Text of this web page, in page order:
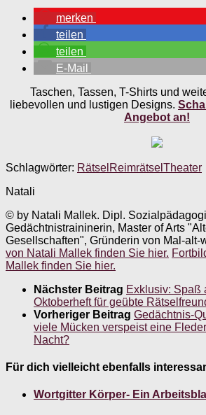
merken
teilen
teilen
E-Mail
Taschen, Tassen, T-Shirts und
liebevollen und lustigen Designs.
Angebot an!
Schlagwörter: Rätsel Reimrätsel Theater
Natali
© by Natali Mallek. Dipl.
Gedächtnistraininerin, Master of Arts
Gesellschaften", Gründerin von Mal-alt-
von Natali Mallek finden Sie hier.
Mallek finden Sie hier.
Nächster Beitrag Exklusiv: Spaß
Oktoberheft für geübte
Vorheriger Beitrag Gedächtnis-
viele Mücken verspeist eine
Nacht?
Für dich vielleicht ebenfalls
Wortgitter Körper- Ein